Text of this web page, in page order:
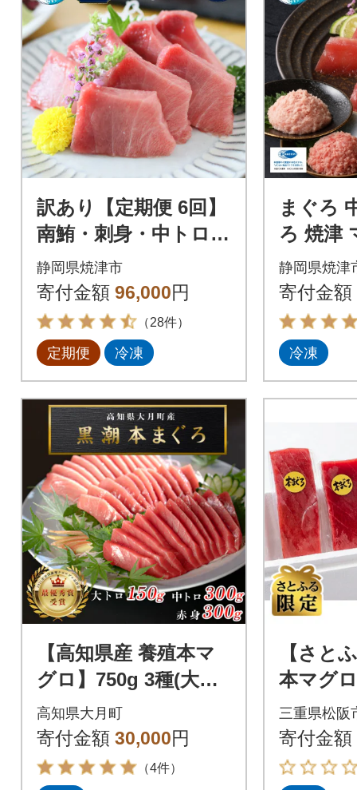
訳あり【定期便 6回】
南鮪・刺身・中トロ
(約700g)(a90-013)
静岡県焼津市
寄付金額 96,000円
（28件）
定期便 冷凍
まぐろ
ろ 焼津
セット
静岡県焼津
寄付金額
冷凍
【高知県産 養殖本マ
グロ】750g 3種(大ト
ロ150g 中トロ300g
赤身300g)
高知県大月町
寄付金額 30,000円
（4件）
【さと
本マグ
+赤身2
三重県松阪
寄付金額